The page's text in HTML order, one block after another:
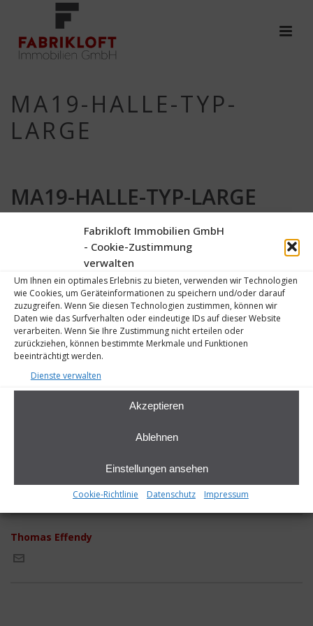
Fabrikloft Immobilien GmbH
- Cookie-Zustimmung
verwalten
Um Ihnen ein optimales Erlebnis zu bieten, verwenden wir Technologien
wie Cookies, um Geräteinformationen zu speichern und/oder darauf
zuzugreifen. Wenn Sie diesen Technologien zustimmen, können wir
Daten wie das Surfverhalten oder eindeutige IDs auf dieser Website
verarbeiten. Wenn Sie Ihre Zustimmung nicht erteilen oder
zurückziehen, können bestimmte Merkmale und Funktionen
beeinträchtigt werden.
Dienste verwalten
Akzeptieren
Ablehnen
Einstellungen ansehen
Cookie-Richtlinie Datenschutz Impressum
MA19-HALLE-TYP-
LARGE
MA19-HALLE-TYP-LARGE
Thomas Effendy Verfasst4. April 2017 In
Thomas Effendy